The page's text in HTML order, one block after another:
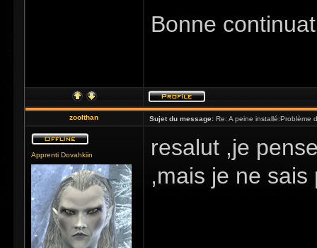
Bonne
zoolthan Sujet du message: Re: A peine installé:Problème
Apprenti Dovahkiin
resalut ,je
,mais je ne